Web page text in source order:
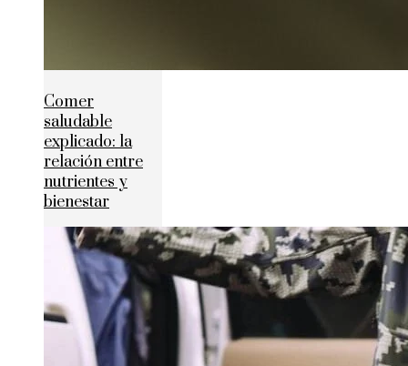
Comer
saludable
explicado: la
relación entre
nutrientes y
bienestar